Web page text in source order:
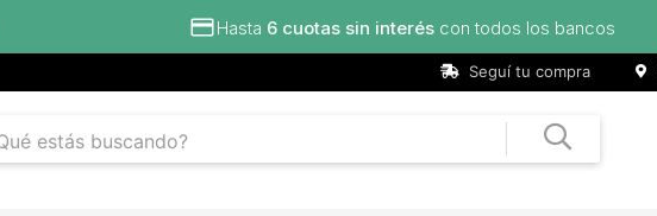
Hasta 6 cuotas sin interés con todos los bancos
Seguí tu compra